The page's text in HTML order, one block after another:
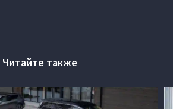
Читайте также